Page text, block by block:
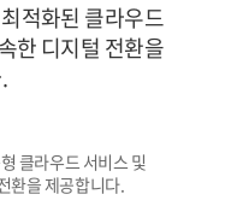
적화된 클라우드
한 디지털 전환을
클라우드 서비스 및
환을 제공합니다.